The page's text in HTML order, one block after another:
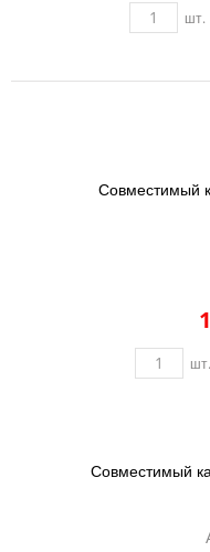
шт.
Совместимый
шт.
Совместимый